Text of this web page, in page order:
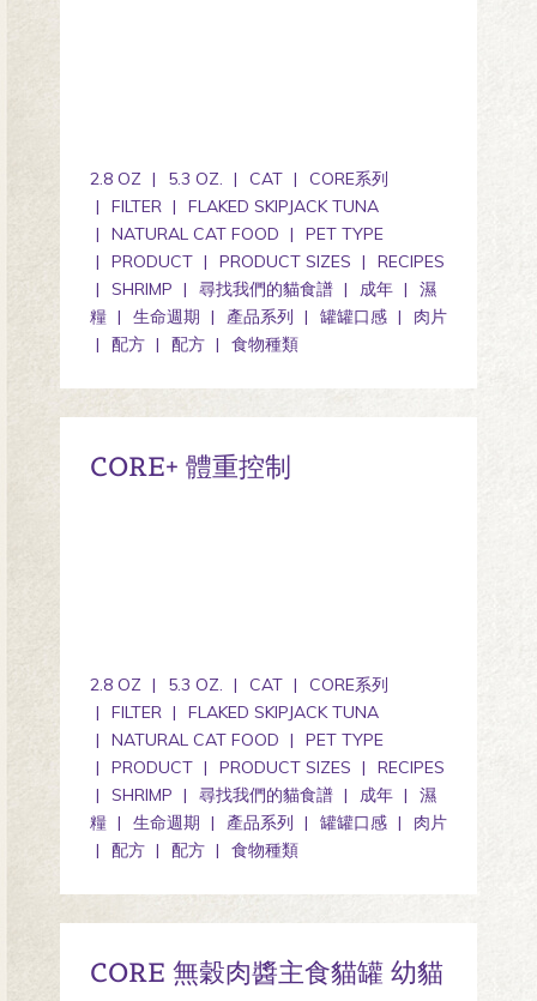
2.8 OZ 5.3 OZ. CAT
CORE系列
FILTER
FLAKED SKIPJACK TUNA
NATURAL CAT FOOD
PET TYPE
PRODUCT
PRODUCT SIZES
RECIPES
SHRIMP
尋找我們的貓食譜 成年
濕
糧
生命週期 產品系列 罐罐口感
肉片
配方
配方 食物種類
CORE+ 體重控制
2.8 OZ 5.3 OZ. CAT
CORE系列
FILTER
FLAKED SKIPJACK TUNA
NATURAL CAT FOOD
PET TYPE
PRODUCT
PRODUCT SIZES
RECIPES
SHRIMP
尋找我們的貓食譜 成年
濕
糧
生命週期 產品系列 罐罐口感
肉片
配方
配方 食物種類
CORE 無穀肉醬主食貓罐 幼貓